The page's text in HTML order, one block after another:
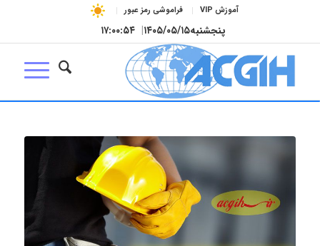
آموزش VIP فراموشی رمز عبور
پنجشنبه۱۴۰۵/۰۵/۱۵| ۱۷:۰۰:۵۴